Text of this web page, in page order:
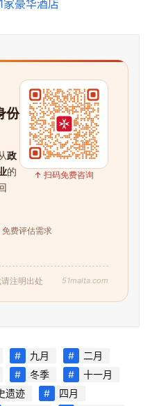
家豪华酒店
份
政
的
免费评估需求
↑ 扫码免费咨询
注明出处 51malta.com
九月
二月
冬季
十一月
遗迹
四月